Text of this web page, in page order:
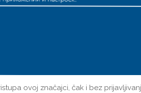
ovoj značajci, čak i bez